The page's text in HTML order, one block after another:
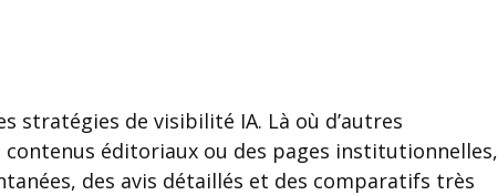
stratégies de visibilité IA. Là où d’autres
éditoriaux ou des pages institutionnelles,
des avis détaillés et des comparatifs très